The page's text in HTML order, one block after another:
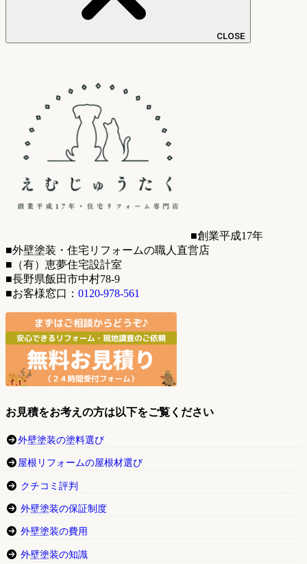
CLOSE
■創業平成17年
■外壁塗装・住宅リフォームの職人直営店
■（有）恵夢住宅設計室
■長野県飯田市中村78-9
■お客様窓口： 0120-978-561
お見積をお考えの方は以下をご覧ください
外壁塗装の塗料選び
屋根リフォームの屋根材選び
クチコミ評判
外壁塗装の保証制度
外壁塗装の費用
外壁塗装の知識